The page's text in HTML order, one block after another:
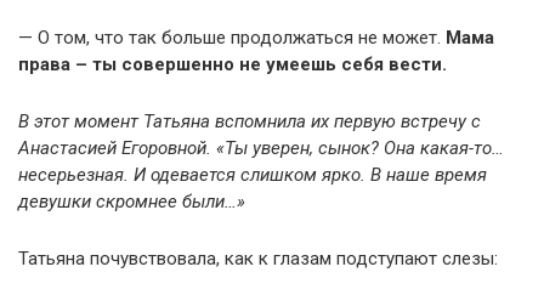
— О том, что так больше продолжаться не может. Мама
права – ты совершенно не умеешь себя вести.
В этот момент Татьяна вспомнила их первую встречу с
Анастасией Егоровной. «Ты уверен, сынок? Она какая-то…
несерьезная. И одевается слишком ярко. В наше время
девушки скромнее были…»
Татьяна почувствовала, как к глазам подступают слезы: